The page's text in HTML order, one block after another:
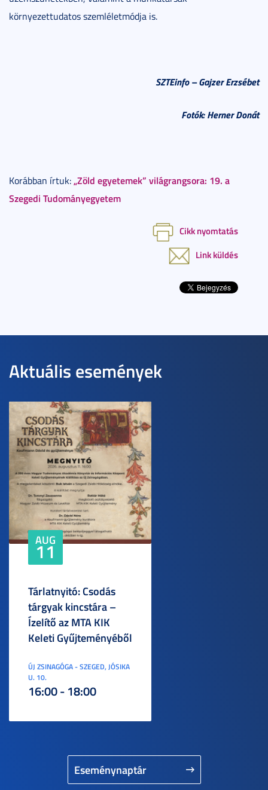
környezettudatos szemléletmódja is.
SZTEinfo – Gajzer Erzsébet
Fotók: Herner Donát
Korábban írtuk: „Zöld egyetemek” világrangsora: 19. a
Szegedi Tudományegyetem
Cikk nyomtatás
Link küldés
Aktuális események
Eseménynaptár
AUG
11
Tárlatnyitó: Csodás
tárgyak kincstára –
Ízelítő az MTA KIK
Keleti Gyűjteményéből
ÚJ ZSINAGÓGA - SZEGED, JÓSIKA
U. 10.
16:00 - 18:00